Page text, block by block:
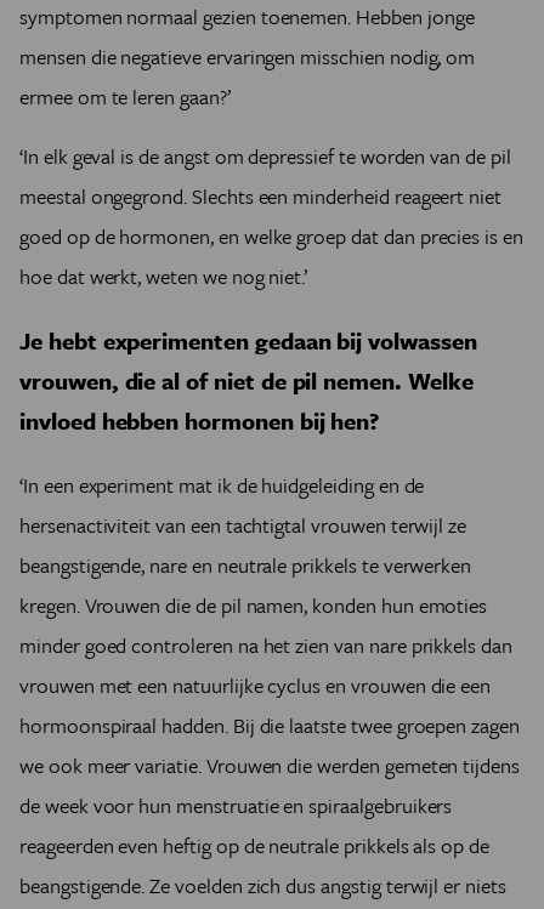
symptomen normaal gezien toenemen. Hebben jonge
mensen die negatieve ervaringen misschien nodig, om
ermee om te leren gaan?’
‘In elk geval is de angst om depressief te worden van de pil
meestal ongegrond. Slechts een minderheid reageert niet
goed op de hormonen, en welke groep dat dan precies is en
hoe dat werkt, weten we nog niet.’
Je hebt experimenten gedaan bij volwassen
vrouwen, die al of niet de pil nemen. Welke
invloed hebben hormonen bij hen?
‘In een experiment mat ik de huidgeleiding en de
hersenactiviteit van een tachtigtal vrouwen terwijl ze
beangstigende, nare en neutrale prikkels te verwerken
kregen. Vrouwen die de pil namen, konden hun emoties
minder goed controleren na het zien van nare prikkels dan
vrouwen met een natuurlijke cyclus en vrouwen die een
hormoonspiraal hadden. Bij die laatste twee groepen zagen
we ook meer variatie. Vrouwen die werden gemeten tijdens
de week voor hun menstruatie en spiraalgebruikers
reageerden even heftig op de neutrale prikkels als op de
beangstigende. Ze voelden zich dus angstig terwijl er niets